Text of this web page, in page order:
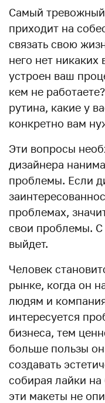
Самый тревожный
приходит на
связать свою
него нет никаких
устроен ваш
кем не
рутина, какие у
конкретно вам
Эти вопросы
дизайнера
проблемы. Если
проблемах,
свои проблемы. С
выйдет.
Человек
рынке, когда он
людям и
интересуется
бизнеса, тем
больше пользы
создавать
собирая лайки
эти макеты не